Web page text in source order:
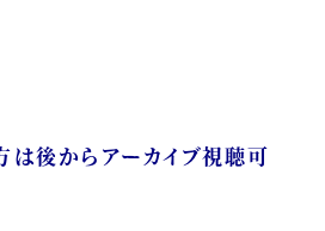
後からアーカイブ視聴可